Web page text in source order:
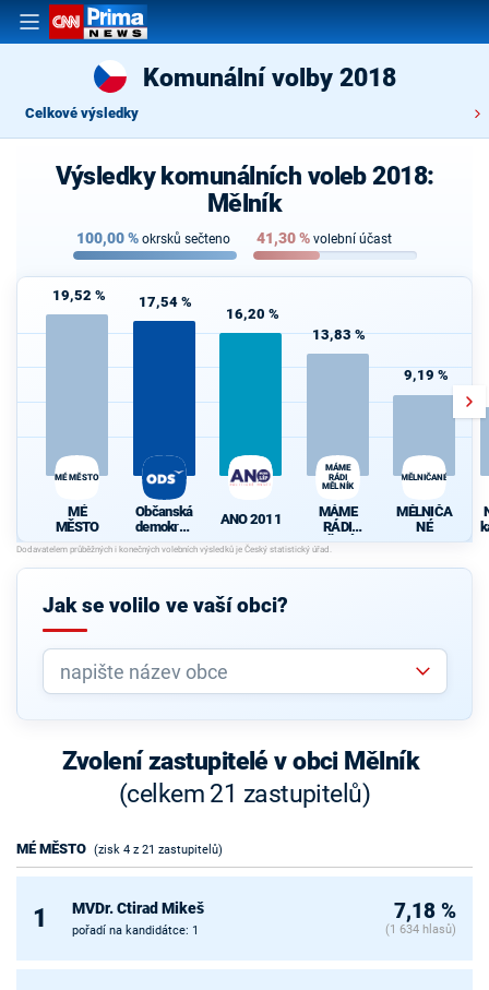
Komunální volby 2018
Celkové výsledky
Výsledky komunálních voleb 2018:
Mělník
100,00% okrsků sečteno 41,30% volební účast
19,52 %
MÉ MĚSTO
MÉ
MĚSTO
17,54 %
Občanská
demokrati
cká strana
s podporou
Strany
ků ČR
16,20 %
ANO 2011
13,83 %
MÁME
RÁDI
MĚLNÍK
MÁME
RÁDI
MĚLNÍK
9,19 %
MĚLNIČANÉ
MĚLNIČA
NÉ
Jak se volilo ve vaší obci?
Zvolení zastupitelé v obci Mělník
(celkem 21 zastupitelů)
MÉ MĚSTO (zisk 4 z 21 zastupitelů)
1 MVDr. Ctirad Mikeš
pořadí na kandidátce: 1
7,18 %
(1 634 hlasů)